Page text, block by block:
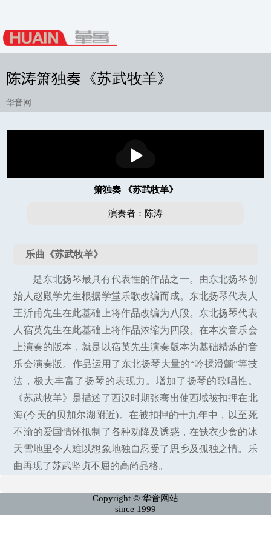
陈涛箫独奏《苏武牧羊》
华音网
放
箫独奏 《苏武牧羊》
演奏者：陈涛
乐曲《苏武牧羊》
是东北扬琴最具有代表性的作品之一。由东北扬琴创
始人赵殿学先生根据学堂乐歌改编而成。东北扬琴代表人
王沂甫先生在此基础上将作品改编为八段。东北扬琴代表
人宿英先生在此基础上将作品浓缩为四段。在本次音乐会
上演奏的版本，就是以宿英先生演奏版本为基础精炼的音
乐会演奏版。作品运用了东北扬琴大量的“吟揉滑颤”等技
法，极大丰富了扬琴的表现力。增加了扬琴的歌唱性。
《苏武牧羊》是描述了西汉时期张骞出使西域被扣押在北
海(今天的贝加尔湖附近)。在被扣押的十九年中，以至死
不渝的爱国情怀抵制了各种劝降及诱惑，在缺衣少食的冰
天雪地里令人难以想象地独自忍受了思乡及孤独之情。乐
曲再现了苏武坚贞不屈的高尚品格。
Copyright © 华音网站
since 1999